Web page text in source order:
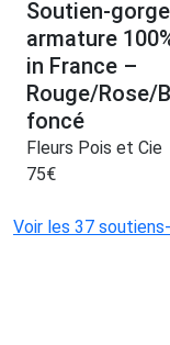
Soutien-
armature
in France –
Rouge/Rose/
foncé
Fleurs Pois et Cie
75€
Voir les 37